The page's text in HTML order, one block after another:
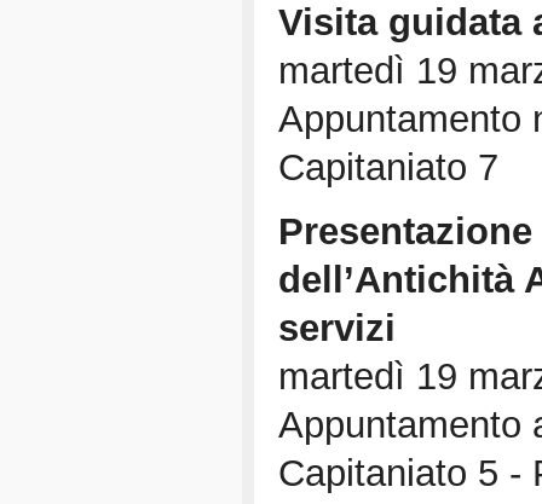
Visita guidata
martedì 19
Appuntamento
Capitaniato 7
dell’Antichità
servizi
martedì 19
Appuntamento
Capitaniato 5 -